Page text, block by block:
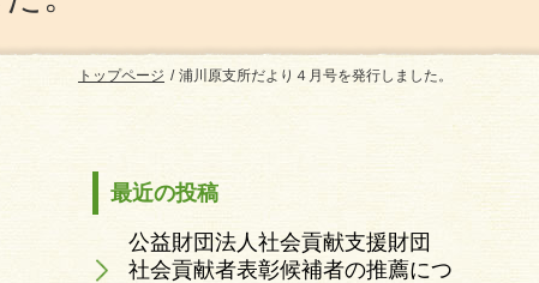
トップページ 浦川原支所だより４月号を発行しました。
最近の投稿
公益財団法人社会貢献支援財団
社会貢献者表彰候補者の推薦につ